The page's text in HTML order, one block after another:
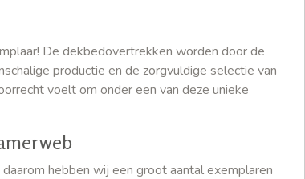
De dekbedovertrekken worden door de
productie en de zorgvuldige selectie van
voelt om onder een van deze unieke
hebben wij een groot aantal exemplaren